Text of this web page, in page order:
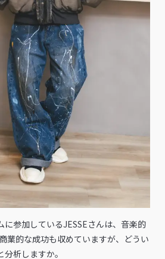
に参加しているJESSEさんは、音楽的
業的な成功も収めていますが、どうい
析しますか。